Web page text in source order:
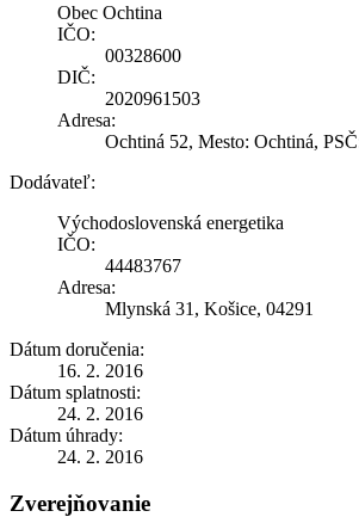
Obec Ochtina
IČO:
00328600
DIČ:
2020961503
Adresa:
Ochtiná 52, Mesto: Ochtiná,
Dodávateľ:
Východoslovenská energetika
IČO:
44483767
Adresa:
Mlynská 31, Košice, 04291
Dátum doručenia:
16. 2. 2016
Dátum splatnosti:
24. 2. 2016
Dátum úhrady:
24. 2. 2016
Zverejňovanie